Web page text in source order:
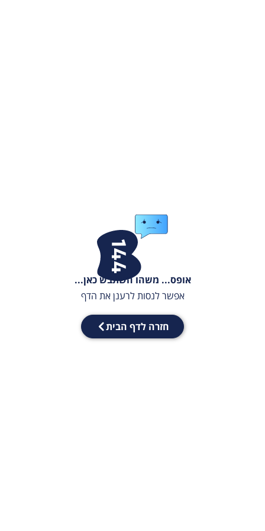
אופס... משהו השתבש כאן...
אפשר לנסות לרענן את הדף
חזרה לדף הבית